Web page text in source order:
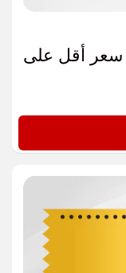
كود خصم شراريب ميلو 2026 سعر أقل على